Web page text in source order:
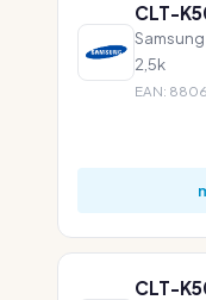
CLT-
2,5k
EAN:
CLT-